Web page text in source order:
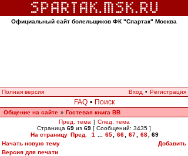
Официальный сайт болельщиков ФК "Спартак" Москва
Полная версия Вход • Регистрация
FAQ • Поиск
Общение на сайте » Гостевая книга ВВ
Пред. тема | След. тема
Страница 69 из 69 [ Сообщений: 3435 ]
На страницу Пред. 1 65 66 67 68
69
Начать новую тему
Добавить
Версия для печати